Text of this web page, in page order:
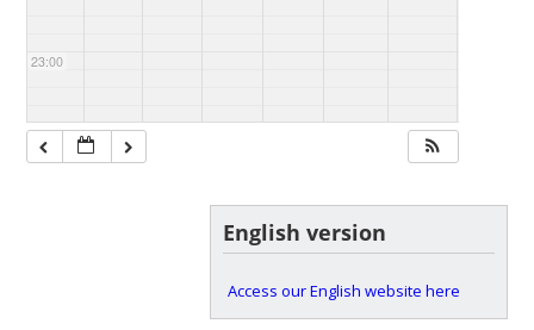
23:00
English version
Access our English website here